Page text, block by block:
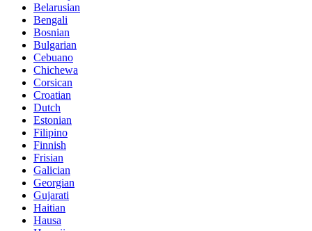
Belarusian
Bengali
Bosnian
Bulgarian
Cebuano
Chichewa
Corsican
Croatian
Dutch
Estonian
Filipino
Finnish
Frisian
Galician
Georgian
Gujarati
Haitian
Hausa